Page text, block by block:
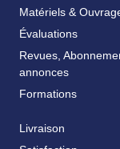
Matériels &
Évaluations
Revues,
annonces
Formations
Livraison